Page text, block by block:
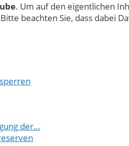
. Um auf den eigentlichen
beachten Sie, dass dabei
der…